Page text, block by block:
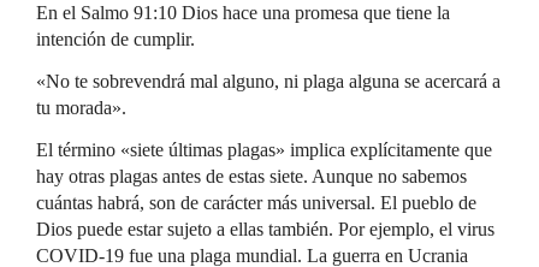
En el Salmo 91:10 Dios hace una promesa que tiene la
intención de cumplir.
«No te sobrevendrá mal alguno, ni plaga alguna se acercará a
tu morada».
El término «siete últimas plagas» implica explícitamente que
hay otras plagas antes de estas siete. Aunque no sabemos
cuántas habrá, son de carácter más universal. El pueblo de
Dios puede estar sujeto a ellas también. Por ejemplo, el virus
COVID-19 fue una plaga mundial. La guerra en Ucrania